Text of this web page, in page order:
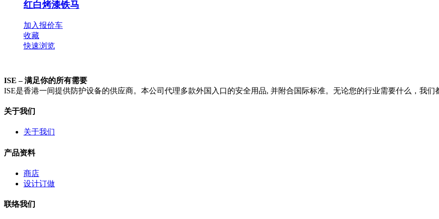
红白烤漆铁马
加入报价车
收藏
快速浏览
ISE – 满足你的所有需要​​
ISE是香港一间提供防护设备的供应商。本公司代理多款外国入口的安全用品, 并附合国际标准。无论您的行业需要什么，我
关于我们
关于我们
产品资料
商店
设计订做
联络我们